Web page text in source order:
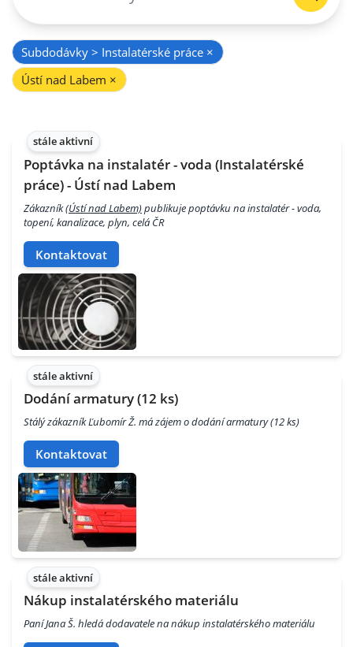
Subdodávky > Instalatérské práce ×
Ústí nad Labem ×
stále aktivní
Poptávka na instalatér - voda (Instalatérské
práce) - Ústí nad Labem
Zákazník(Ústí nad Labem)publikuje poptávku na instalatér - voda,
topení, kanalizace, plyn, celá ČR
Kontaktovat
stále aktivní
Dodání armatury (12 ks)
Stálý zákazník Ľubomír Ž. má zájem o dodání armatury (12 ks)
Kontaktovat
stále aktivní
Nákup instalatérského materiálu
Paní Jana Š. hledá dodavatele na nákup instalatérského materiálu